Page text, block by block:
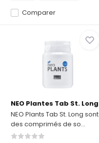
Comparer
NEO Plantes Tab St. Long
NEO Plants Tab St. Long sont
des comprimés de so...